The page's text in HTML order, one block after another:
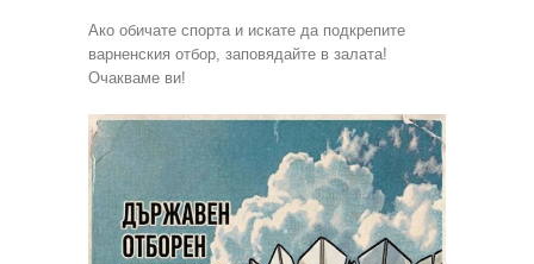
Ако обичате спорта и искате да подкрепите
варненския отбор, заповядайте в залата!
Очакваме ви!